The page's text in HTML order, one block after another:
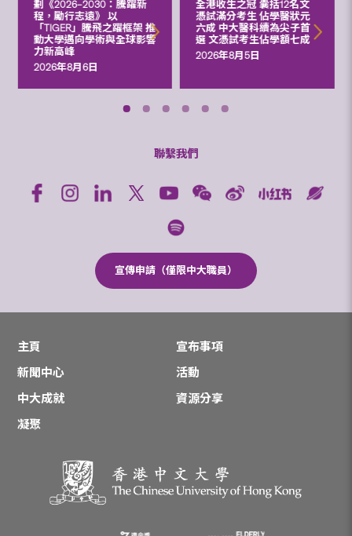
劃《2026‒2030：騰躍新
程，勵行志遠》 以
「TIGER」騰飛之躍框架 推
動大學邁向學術與全球影響
力新高峰
2026年8月6日
全港收生之冠 囊括12名文
憑試滿分考生 佔學醫狀元
六成 中大醫科續為尖子首
選 文憑試考生佔學額七成
2026年8月5日
聯繫我們
宣傳申請（僅限中大職員）
主頁
宣布事項
新聞中心
活動
中大成就
資源分享
凝聚